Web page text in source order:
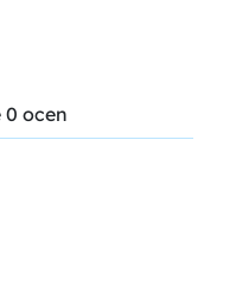
ocen